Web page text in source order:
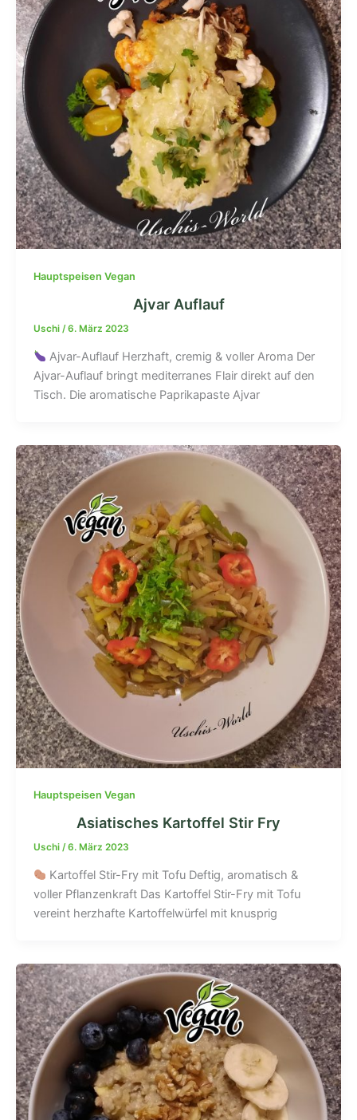
Hauptspeisen Vegan
Ajvar Auflauf
Uschi /6. März 2023
Ajvar-Auflauf Herzhaft, cremig & voller Aroma Der
Ajvar-Auflauf bringt mediterranes Flair direkt auf den
Tisch. Die aromatische Paprikapaste Ajvar
Hauptspeisen Vegan
Asiatisches Kartoffel Stir Fry
Uschi /6. März 2023
Kartoffel Stir-Fry mit Tofu Deftig, aromatisch &
voller Pflanzenkraft Das Kartoffel Stir-Fry mit Tofu
vereint herzhafte Kartoffelwürfel mit knusprig